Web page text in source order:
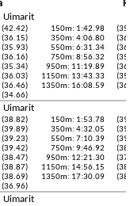
Uimarit
(42.42) 150m: 1:42.98
(36.15) 350m: 4:06.80
(35.93) 550m: 6:31.34
(36.16) 750m: 8:56.32
(35.34) 950m: 11:19.89
(36.03) 1150m: 13:43.33
(36.46) 1350m: 16:08.59
(34.66)
Uimarit
(38.82) 150m: 1:53.78
(39.89) 350m: 4:32.05
(39.23) 550m: 7:10.39
(39.42) 750m: 9:46.92
(38.47) 950m: 12:21.30
(38.87) 1150m: 14:56.15
(38.69) 1350m: 17:30.09
(36.96)
Uimarit